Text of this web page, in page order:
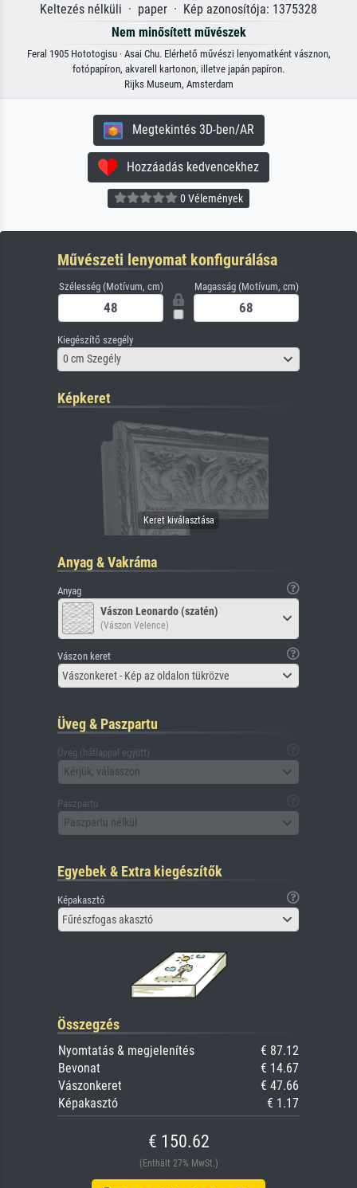
Keltezés nélküli · paper · Kép azonosítója: 1375328
Nem minősített művészek
Feral 1905 Hototogisu · Asai Chu. Elérhető művészi lenyomatként vásznon,
fotópapíron, akvarell kartonon, illetve japán papíron.
Rijks Museum, Amsterdam
Megtekintés 3D-ben/AR
Hozzáadás kedvencekhez
0 Vélemények
Művészeti lenyomat konfigurálása
Szélesség (Motívum, cm) Magasság (Motívum, cm)
Kiegészítő szegély
0 cm Szegély
Képkeret
Anyag & Vakráma
Anyag
Vászon Leonardo (szatén)
(Vászon Velence)
Vászon keret
Vászonkeret - Kép az oldalon tükrözve
Üveg & Paszpartu
Üveg (hátlappal együtt)
Kérjük, válasszon
Paszpartu
Paszpartu nélkül
Egyebek & Extra kiegészítők
Képakasztó
Fűrészfogas akasztó
Összegzés
Nyomtatás & megjelenítés
€ 87.12
Bevonat
€ 14.67
Vászonkeret
€ 47.66
Képakasztó
€ 1.17
€ 150.62
(Enthält 27% MwSt.)